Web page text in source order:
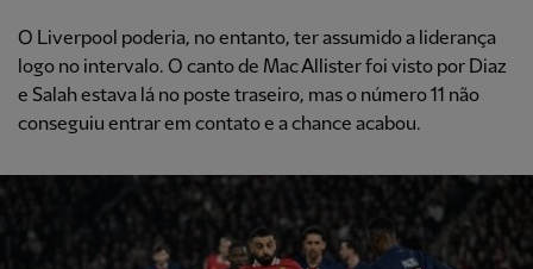
O Liverpool poderia, no entanto, ter assumido a liderança
logo no intervalo. O canto de Mac Allister foi visto por Diaz
e Salah estava lá no poste traseiro, mas o número 11 não
conseguiu entrar em contato e a chance acabou.